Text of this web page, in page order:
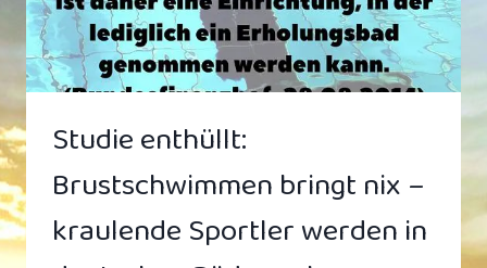
Studie enthüllt:
Brustschwimmen bringt nix –
kraulende Sportler werden in